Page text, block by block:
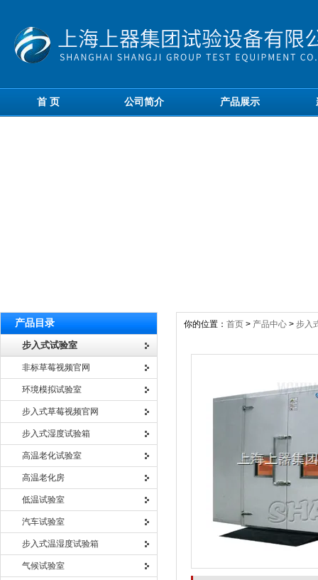
首 页 公司简介 产品展示
产品目录
步入式试验室
非标草莓视频官网
环境模拟试验室
步入式草莓视频官网
步入式湿度试验箱
高温老化试验室
高温老化房
低温试验室
汽车试验室
步入式温湿度试验箱
气候试验室
你的位置： 首页 > 产品中心 > 步入